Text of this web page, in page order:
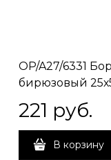
OP/A27/6331
бирюзовый
221 руб.
В корзину